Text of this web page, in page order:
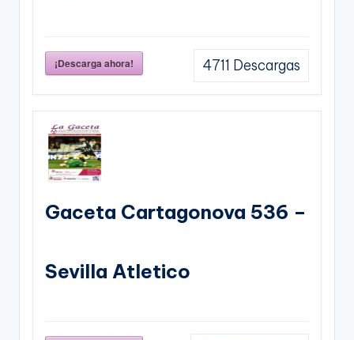
¡Descarga ahora! 4711 Descargas
Gaceta Cartagonova 536 –
Sevilla Atletico